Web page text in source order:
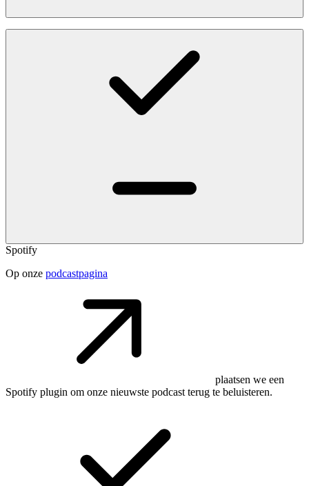
Spotify
Op onze podcastpagina
plaatsen we een
Spotify plugin om onze nieuwste podcast terug te beluisteren.